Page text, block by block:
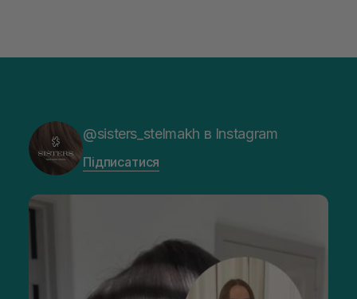
@sisters_stelmakh в Instagram
Підписатися